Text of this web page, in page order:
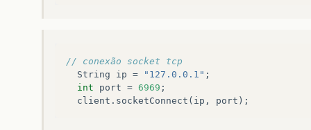
// conexão socket tcp
String
ip = "127.0.0.1" ;
int
port = 6969 ;
client . socketConnect ( ip , port );